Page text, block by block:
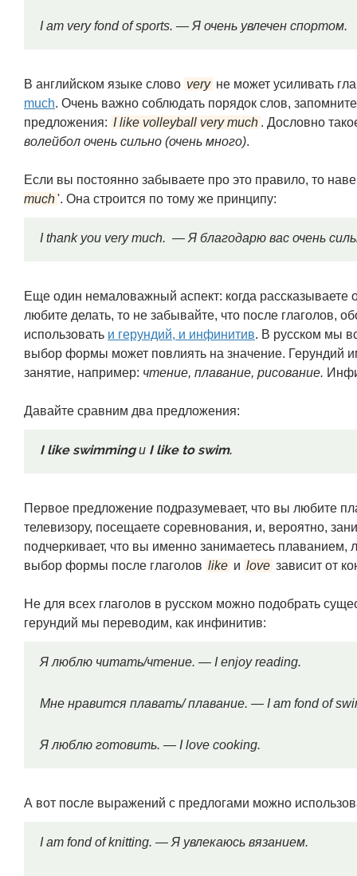
I am very fond of sports. — Я очень увлечен спортом.
В английском языке слово very не может усиливать
much. Очень важно соблюдать порядок слов,
предложения: I like volleyball very much . Дословно
волейбол очень сильно (очень много).
Если вы постоянно забываете про это правило, то
much'. Она строится по тому же принципу:
I thank you very much. — Я благодарю вас очень
Еще один немаловажный аспект: когда
любите делать, то не забывайте, что после глаголов,
использовать и герундий, и инфинитив. В русском мы
выбор формы может повлиять на значение. Герундий
занятие, например: чтение, плавание, рисование.
Давайте сравним два предложения:
I like swimmingи I like to swim.
Первое предложение подразумевает, что вы любите
телевизору, посещаете соревнования, и, вероятно,
подчеркивает, что вы именно занимаетесь плаванием,
выбор формы после глаголов like и love зависит от
Не для всех глаголов в русском можно подобрать
герундий мы переводим, как инфинитив:
Я люблю читать/чтение. — I enjoy reading.
Мне нравится плавать/ плавание. — I am fond of
Я люблю готовить. — I love cooking.
А вот после выражений с предлогами можно
I am fond of knitting. — Я увлекаюсь вязанием.